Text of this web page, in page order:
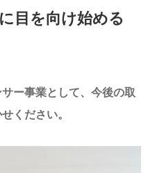
目を向け始める
ー事業として、今後の取
ください。